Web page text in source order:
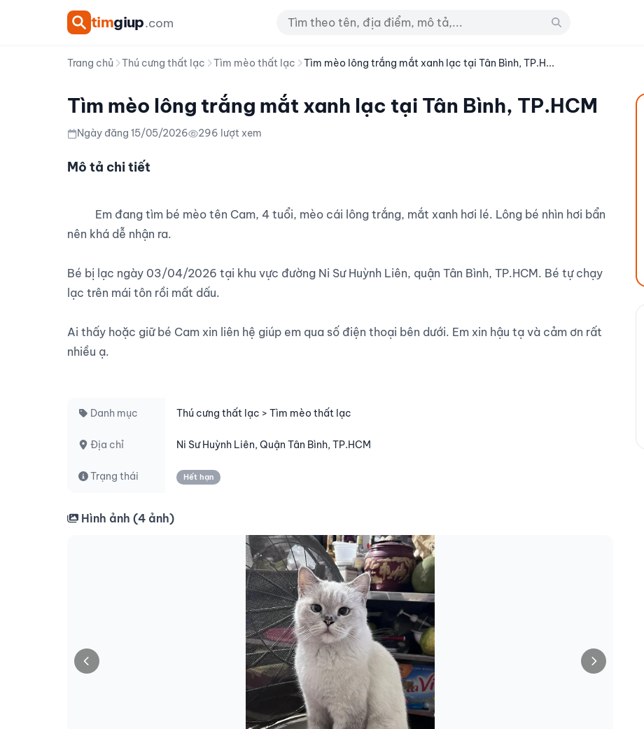
timgiup.com
Trang chủ Thú cưng thất lạc Tìm mèo thất lạc Tìm mèo lông trắng mắt xanh lạc tại Tân Bình, TP.H...
Tìm mèo lông trắng mắt xanh lạc tại Tân Bình, TP.HCM
Ngày đăng 15/05/2026 296 lượt xem
Mô tả chi tiết
nên khá dễ nhận ra.
Bé bị lạc ngày 03/04/2026 tại khu vực đường Ni Sư Huỳnh Liên, quận Tân Bình, TP.HCM. Bé tự chạy
lạc trên mái tôn rồi mất dấu.
Ai thấy hoặc giữ bé Cam xin liên hệ giúp em qua số điện thoại bên dưới. Em xin hậu tạ và cảm ơn rất
nhiều ạ.
Danh mục Thú cưng thất lạc > Tìm mèo thất lạc
Địa chỉ Ni Sư Huỳnh Liên, Quận Tân Bình, TP.HCM
Trạng thái Hết hạn
Hình ảnh (4 ảnh)